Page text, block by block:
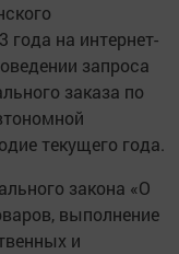
на интернет-
запроса
заказа по
текущего года.
закона «О
выполнение
и